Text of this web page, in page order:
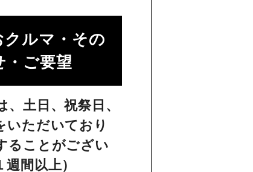
クルマ・その
・ご要望​
土日、祝祭日、
いただいており
ることがござい
間以上）